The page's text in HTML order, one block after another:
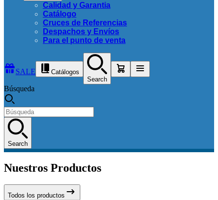
Calidad y Garantia
Catálogo
Cruces de Referencias
Despachos y Envíos
Para el punto de venta
SALE
Catálogos
Search
Búsqueda
Search
Nuestros Productos
Todos los productos